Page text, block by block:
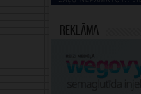
Reklāma